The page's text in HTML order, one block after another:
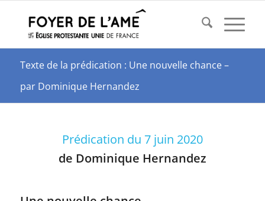
Texte de la prédication : Une nouvelle chance –
par Dominique Hernandez
Prédication du 7 juin 2020
de Dominique Hernandez